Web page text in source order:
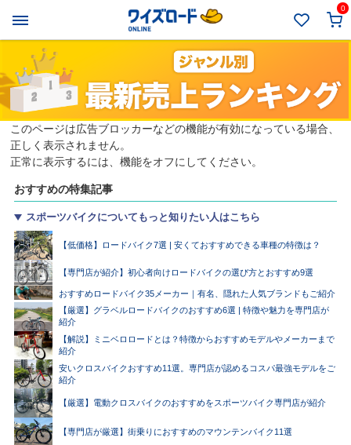
0
このページは広告ブロッカーなどの機能が有効になっている場合、
正しく表示されません。
正常に表示するには、機能をオフにしてください。
おすすめの特集記事
スポーツバイクについてもっと知りたい人はこちら
【低価格】ロードバイク7選 | 安くておすすめできる車種の特徴は？
【専門店が紹介】初心者向けロードバイクの選び方とおすすめ9選
おすすめロードバイク35メーカー｜有名、隠れた人気ブランドもご紹介
【厳選】グラベルロードバイクのおすすめ6選 | 特徴や魅力を専門店が
紹介
【解説】ミニベロロードとは？特徴からおすすめモデルやメーカーまで
紹介
安いクロスバイクおすすめ11選。専門店が認めるコスパ最強モデルをご
紹介
【厳選】電動クロスバイクのおすすめをスポーツバイク専門店が紹介
【専門店が厳選】街乗りにおすすめのマウンテンバイク11選